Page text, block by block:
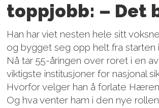
toppjobb: – Det
Han har viet nesten hele sitt
og bygget seg opp helt fra starten
Nå tar 55-åringen over roret i en
viktigste institusjoner for nasjonal
Hvorfor velger han å forlate Hæren
Og hva venter ham i den nye